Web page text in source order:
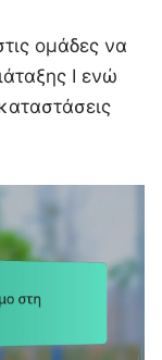
ομάδες να
I ενώ